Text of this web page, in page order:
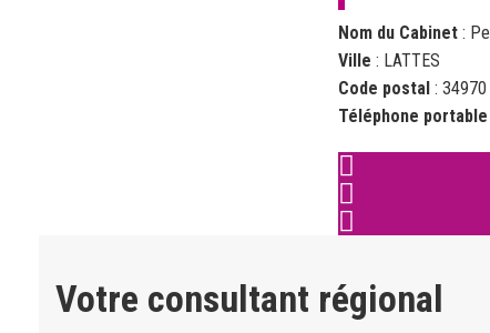
Nom du Cabinet:
Ville : LATTES
Code postal: 34970
Téléphone portable
Votre consultant régional